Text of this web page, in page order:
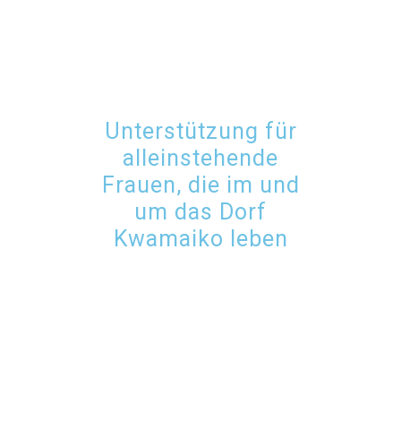
Unterstützung für
alleinstehende
Frauen, die im und
um das Dorf
Kwamaiko leben